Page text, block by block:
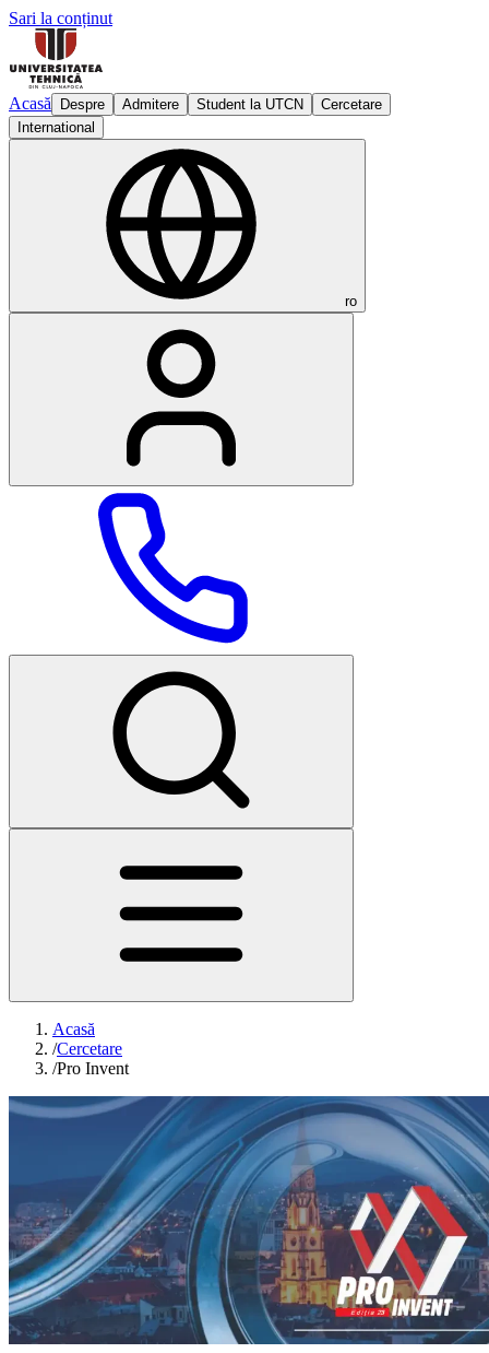
Sari la conținut
Acasă Despre Admitere Student la UTCN
Cercetare
International
ro
Acasă
/Cercetare
/Pro Invent